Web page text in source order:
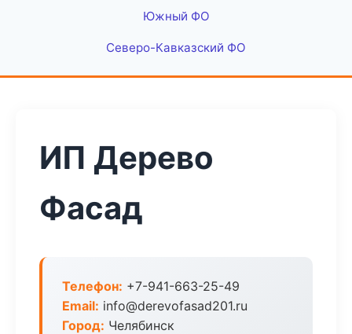
Южный ФО
Северо-Кавказский ФО
ИП Дерево
Фасад
Телефон: +7-941-663-25-49
Email: info@derevofasad201.ru
Город: Челябинск